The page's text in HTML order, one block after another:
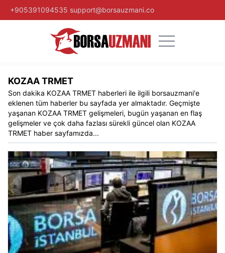
+905391094535 support@borsauzmani.co
KOZAA TRMET
Son dakika KOZAA TRMET haberleri ile ilgili borsauzmani'e
eklenen tüm haberler bu sayfada yer almaktadır. Geçmişte
yaşanan KOZAA TRMET gelişmeleri, bugün yaşanan en flaş
gelişmeler ve çok daha fazlası sürekli güncel olan KOZAA
TRMET haber sayfamızda...